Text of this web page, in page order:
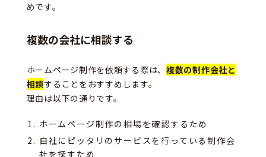
めです。
複数の会社に相談する
ホームページ制作を依頼する際は、 複数の制作会社と
相談することをおすすめします。
理由は以下の通りです。
ホームページ制作の相場を確認するため
自社にピッタリのサービスを行っている制作会
社を探すため